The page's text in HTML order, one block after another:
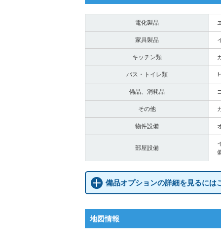
電化製品
家具製品
キッチン類
バス・トイレ類
備品、消耗品
その他
物件設備
部屋設備
備品オプションの詳細を見るには
地図情報